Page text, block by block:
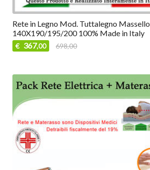
Rete in Legno Mod. Tuttalegno Massello
140X190/195/200 100% Made in Italy
€ 367,00 698,00